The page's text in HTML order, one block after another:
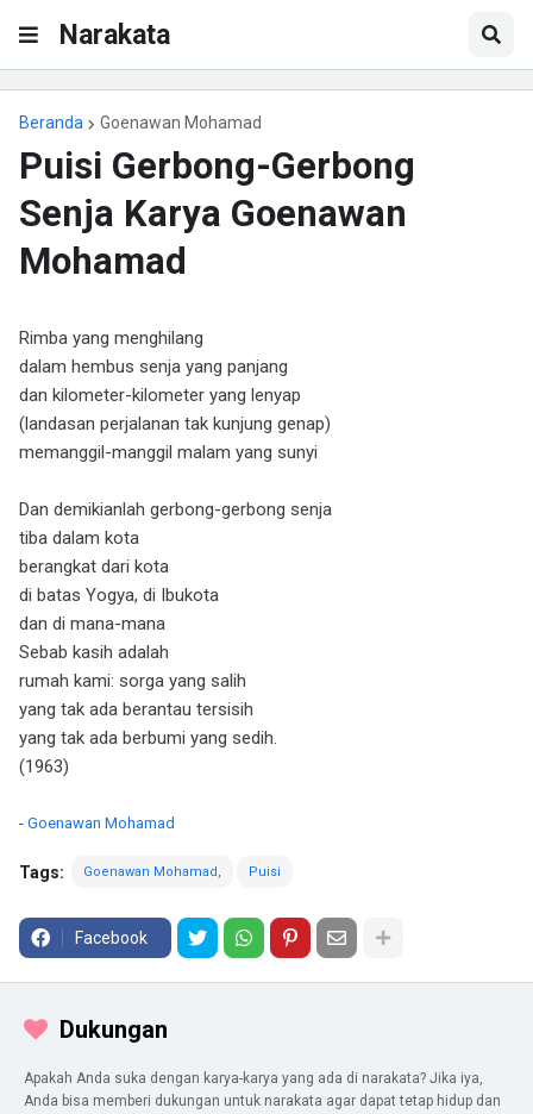
Narakata
Beranda Goenawan Mohamad
Puisi Gerbong-Gerbong
Senja Karya Goenawan
Mohamad
Rimba yang menghilang
dalam hembus senja yang panjang
dan kilometer-kilometer yang lenyap
(landasan perjalanan tak kunjung genap)
memanggil-manggil malam yang sunyi
Dan demikianlah gerbong-gerbong senja
tiba dalam kota
berangkat dari kota
di batas Yogya, di Ibukota
dan di mana-mana
Sebab kasih adalah
rumah kami: sorga yang salih
yang tak ada berantau tersisih
yang tak ada berbumi yang sedih.
(1963)
- Goenawan Mohamad
Tags: Goenawan Mohamad Puisi
Facebook
Dukungan
Apakah Anda suka dengan karya-karya yang ada di narakata? Jika iya,
Anda bisa memberi dukungan untuk narakata agar dapat tetap hidup dan